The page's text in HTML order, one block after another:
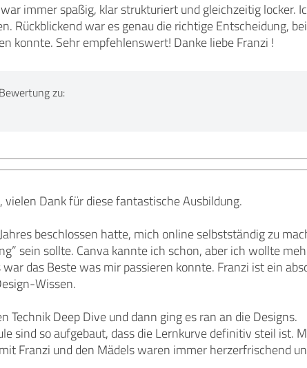
immer spaßig, klar strukturiert und gleichzeitig locker.
Rückblickend war es genau die richtige Entscheidung,
konnte. Sehr empfehlenswert! Danke liebe Franzi !
zu:
vielen Dank für diese fantastische Ausbildung.
beschlossen hatte, mich online selbstständig zu
sein sollte. Canva kannte ich schon, aber ich wollte
das Beste was mir passieren konnte. Franzi ist ein
Wissen.
Technik Deep Dive und dann ging es ran an die Designs.
sind so aufgebaut, dass die Lernkurve definitiv steil ist.
Franzi und den Mädels waren immer herzerfrischend